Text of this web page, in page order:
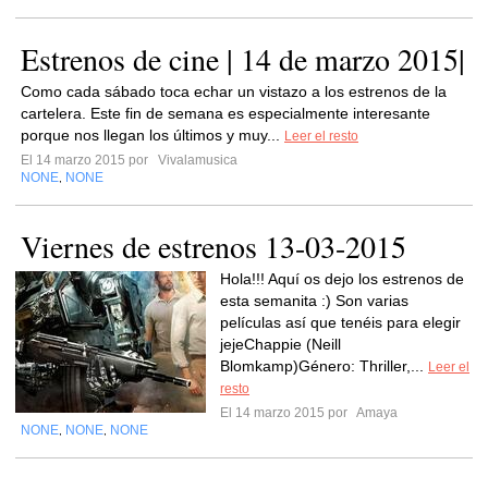
Estrenos de cine | 14 de marzo 2015|
Como cada sábado toca echar un vistazo a los estrenos de la
cartelera. Este fin de semana es especialmente interesante
porque nos llegan los últimos y muy...
Leer el resto
El 14 marzo 2015 por
Vivalamusica
NONE NONE
Viernes de estrenos 13-03-2015
Hola!!! Aquí os dejo los estrenos de
esta semanita :) Son varias
películas así que tenéis para elegir
jejeChappie (Neill
Blomkamp)Género: Thriller,...
Leer el
resto
El 14 marzo 2015 por Amaya
NONE NONE NONE